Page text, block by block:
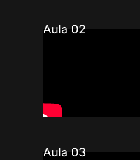
Aula 02
Aula 03